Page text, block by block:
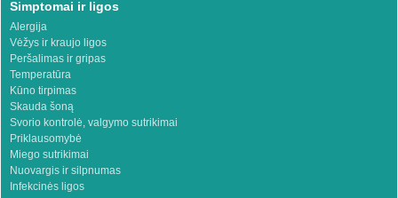
Simptomai ir ligos
Alergija
Vėžys ir kraujo ligos
Peršalimas ir gripas
Temperatūra
Kūno tirpimas
Skauda šoną
Svorio kontrolė, valgymo sutrikimai
Priklausomybė
Miego sutrikimai
Nuovargis ir silpnumas
Infekcinės ligos